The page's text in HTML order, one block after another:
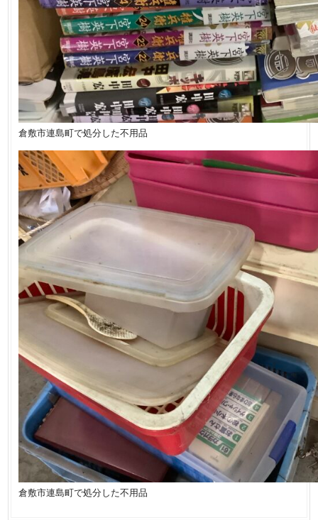
倉敷市連島町で処分した不用品
倉敷市連島町で処分した不用品